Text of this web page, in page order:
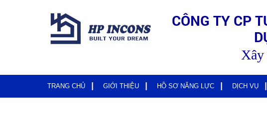
CÔNG TY CP
TRANG CHỦ GIỚI THIỆU HỒ SƠ NĂNG LỰC DỊCH VỤ